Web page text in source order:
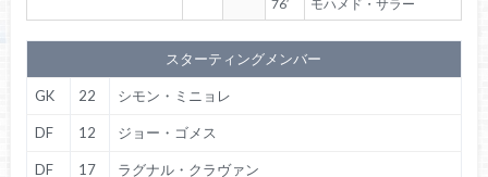
76′
モハメド・サラー
スターティングメンバー
GK 22 シモン・ミニョレ
DF 12 ジョー・ゴメス
DF 17 ラグナル・クラヴァン